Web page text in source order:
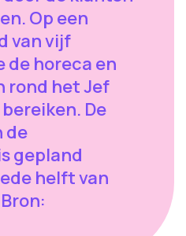
Op een
van vijf
de horeca en
rond het Jef
De
de
gepland
helft van